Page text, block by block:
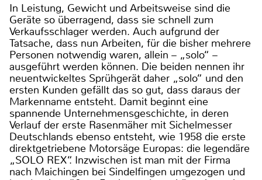
In Leistung, Gewicht und Arbeitsweise sind die
Geräte so überragend, dass sie schnell zum
Verkaufsschlager werden. Auch aufgrund der
Tatsache, dass nun Arbeiten, für die bisher mehrere
Personen notwendig waren, allein – „solo“ –
ausgeführt werden können. Die beiden nennen ihr
neuentwickeltes Sprühgerät daher „solo“ und den
ersten Kunden gefällt das so gut, dass daraus der
Markenname entsteht. Damit beginnt eine
spannende Unternehmensgeschichte, in deren
Verlauf der erste Rasenmäher mit Sichelmesser
Deutschlands ebenso entsteht, wie 1958 die erste
direktgetriebene Motorsäge Europas: die legendäre
„SOLO REX“. Inzwischen ist man mit der Firma
nach Maichingen bei Sindelfingen umgezogen und